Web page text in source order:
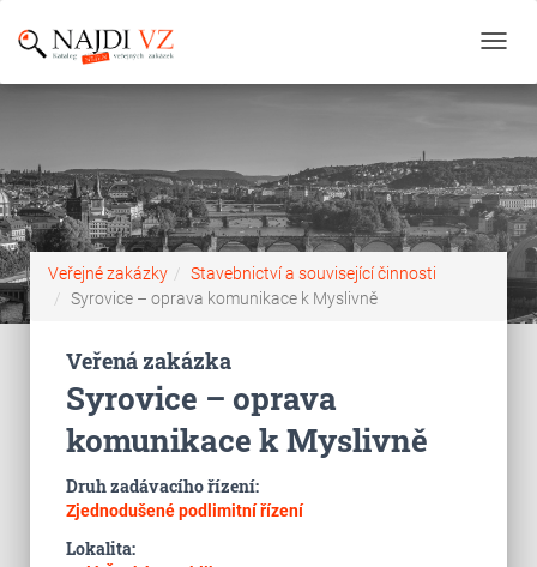
Veřejné zakázky
Stavebnictví a související činnosti
Syrovice – oprava komunikace k Myslivně
Veřená zakázka
Syrovice – oprava
komunikace k Myslivně
Druh zadávacího řízení:
Zjednodušené podlimitní řízení
Lokalita: